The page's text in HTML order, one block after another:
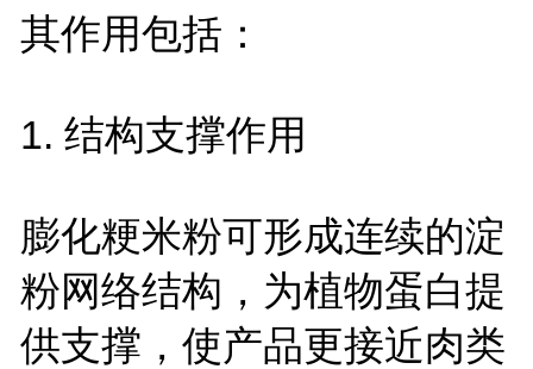
其作用包括：
1. 结构支撑作用
膨化粳米粉可形成连续的淀
粉网络结构，为植物蛋白提
供支撑，使产品更接近肉类